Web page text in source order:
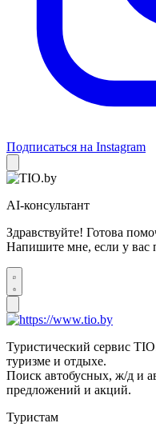
Подписаться на Instagram
AI-консультант
Здравствуйте! Готова
Напишите мне, если у вас
Туристический сервис
туризме и отдыхе.
Поиск автобусных, ж/д и
предложений и акций.
Туристам